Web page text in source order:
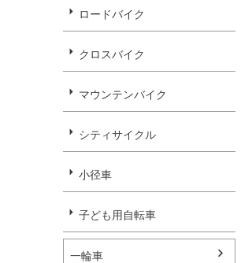
ロードバイク
クロスバイク
マウンテンバイク
シティサイクル
小径車
子ども用自転車
一輪車